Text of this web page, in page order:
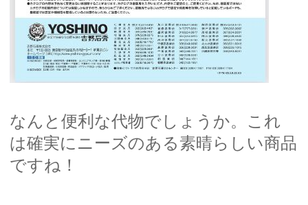
なんと便利な代物でしょうか。これ
は確実にニーズのある素晴らしい商品
ですね！